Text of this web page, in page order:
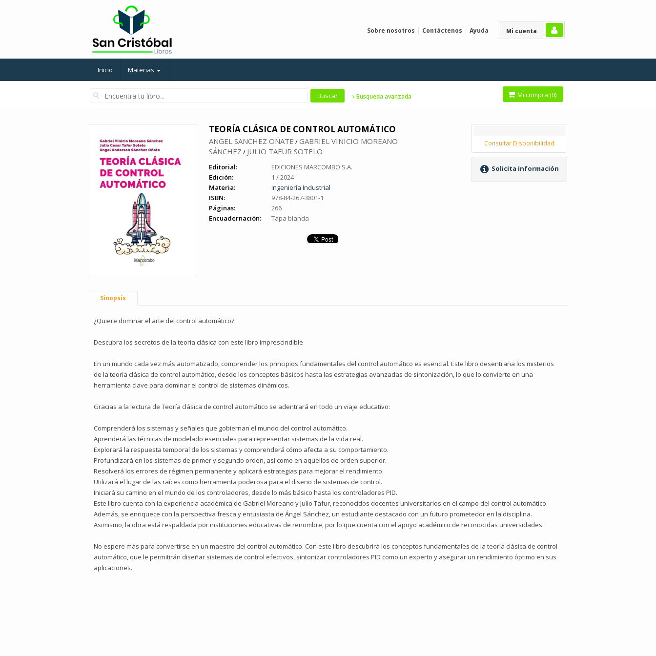
Mi cuenta
Sobre nosotros Contáctenos Ayuda
Inicio Materias
Busqueda avanzada Mi compra (0)
TEORÍA CLÁSICA DE CONTROL AUTOMÁTICO
ANGEL SANCHEZ OÑATE /GABRIEL VINICIO MOREANO
SÁNCHEZ / JULIO TAFUR SOTELO
Editorial:
EDICIONES MARCOMBO S.A.
Edición:
1 / 2024
Materia:
Ingeniería Industrial
ISBN:
978-84-267-3801-1
Páginas:
266
Encuadernación:
Tapa blanda
Consultar Disponibilidad
Solicita información
Sinopsis
¿Quiere dominar el arte del control automático?
Descubra los secretos de la teoría clásica con este libro imprescindible
En un mundo cada vez más automatizado, comprender los principios fundamentales del control automático es esencial. Este libro desentraña los misterios
de la teoría clásica de control automático, desde los conceptos básicos hasta las estrategias avanzadas de sintonización, lo que lo convierte en una
herramienta clave para dominar el control de sistemas dinámicos.
Gracias a la lectura de Teoría clásica de control automático se adentrará en todo un viaje educativo:
Comprenderá los sistemas y señales que gobiernan el mundo del control automático.
Aprenderá las técnicas de modelado esenciales para representar sistemas de la vida real.
Explorará la respuesta temporal de los sistemas y comprenderá cómo afecta a su comportamiento.
Profundizará en los sistemas de primer y segundo orden, así como en aquellos de orden superior.
Resolverá los errores de régimen permanente y aplicará estrategias para mejorar el rendimiento.
Utilizará el lugar de las raíces como herramienta poderosa para el diseño de sistemas de control.
Iniciará su camino en el mundo de los controladores, desde lo más básico hasta los controladores PID.
Este libro cuenta con la experiencia académica de Gabriel Moreano y Julio Tafur, reconocidos docentes universitarios en el campo del control automático.
Además, se enriquece con la perspectiva fresca y entusiasta de Ángel Sánchez, un estudiante destacado con un futuro prometedor en la disciplina.
Asimismo, la obra está respaldada por instituciones educativas de renombre, por lo que cuenta con el apoyo académico de reconocidas universidades.
No espere más para convertirse en un maestro del control automático. Con este libro descubrirá los conceptos fundamentales de la teoría clásica de control
automático, que le permitirán diseñar sistemas de control efectivos, sintonizar controladores PID como un experto y asegurar un rendimiento óptimo en sus
aplicaciones.